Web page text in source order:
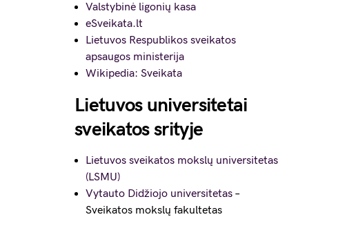
Valstybinė ligonių kasa
eSveikata.lt
Lietuvos Respublikos sveikatos
apsaugos ministerija
Wikipedia: Sveikata
Lietuvos universitetai
sveikatos srityje
Lietuvos sveikatos mokslų universitetas
(LSMU)
Vytauto Didžiojo universitetas –
Sveikatos mokslų fakultetas